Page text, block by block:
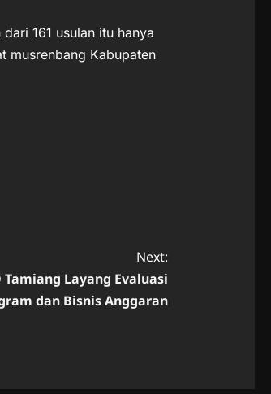
161 usulan itu hanya
musrenbang Kabupaten
Next:
Tamiang Layang Evaluasi
dan Bisnis Anggaran